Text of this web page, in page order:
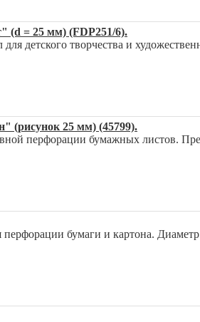
(d = 25 мм) (FDP251/6).
детского творчества и
(рисунок 25 мм) (45799).
перфорации бумажных листов.
бумаги и картона.